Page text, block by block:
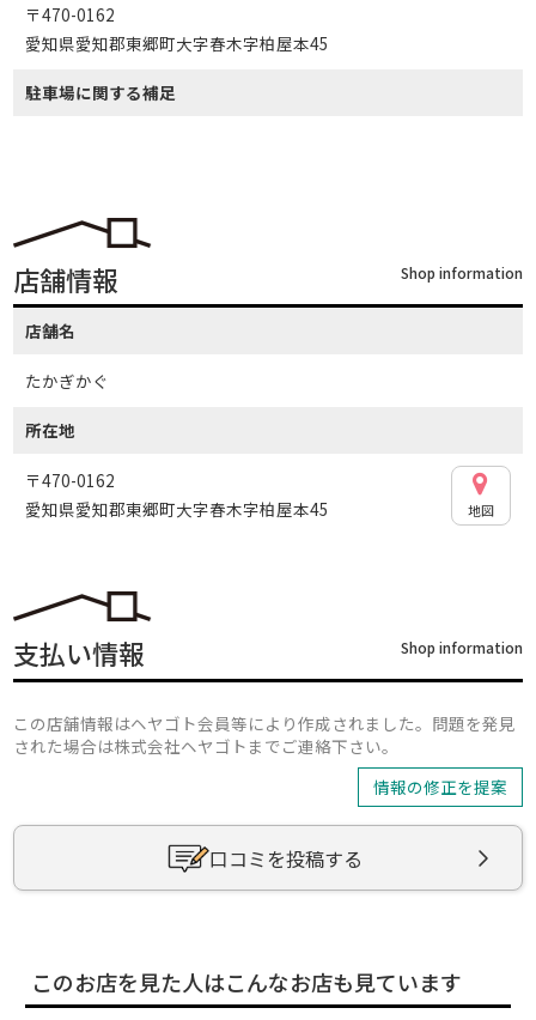
〒470-0162
愛知県愛知郡東郷町大字春木字柏屋本45
駐車場に関する補足
店舗情報 Shop information
店舗名
たかぎかぐ
所在地
〒470-0162
愛知県愛知郡東郷町大字春木字柏屋本45
地図
支払い情報 Shop information
この店舗情報はヘヤゴト会員等により作成されました。問題を発見
された場合は株式会社ヘヤゴトまでご連絡下さい。
情報の修正を提案
口コミを投稿する
このお店を見た人はこんなお店も見ています